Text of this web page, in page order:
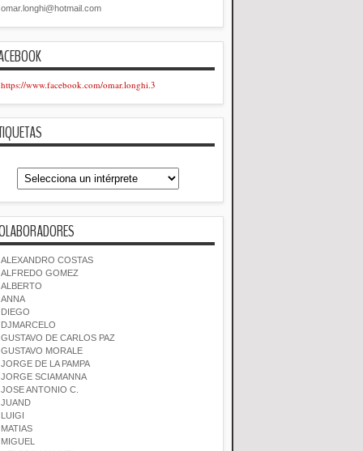
omar.longhi@hotmail.com
https://www.facebook.com/omar.longhi.3
ALEXANDRO COSTAS
ALFREDO GOMEZ
ALBERTO
ANNA
DIEGO
DJMARCELO
GUSTAVO DE CARLOS PAZ
GUSTAVO MORALE
JORGE DE LA PAMPA
JORGE SCIAMANNA
JOSE ANTONIO C.
JUAND
LUIGI
MATIAS
MIGUEL